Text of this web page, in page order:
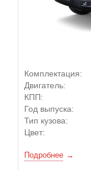
Комплектация:
Двигатель:
КПП:
Год выпуска:
Тип кузова:
Цвет:
Подробнее